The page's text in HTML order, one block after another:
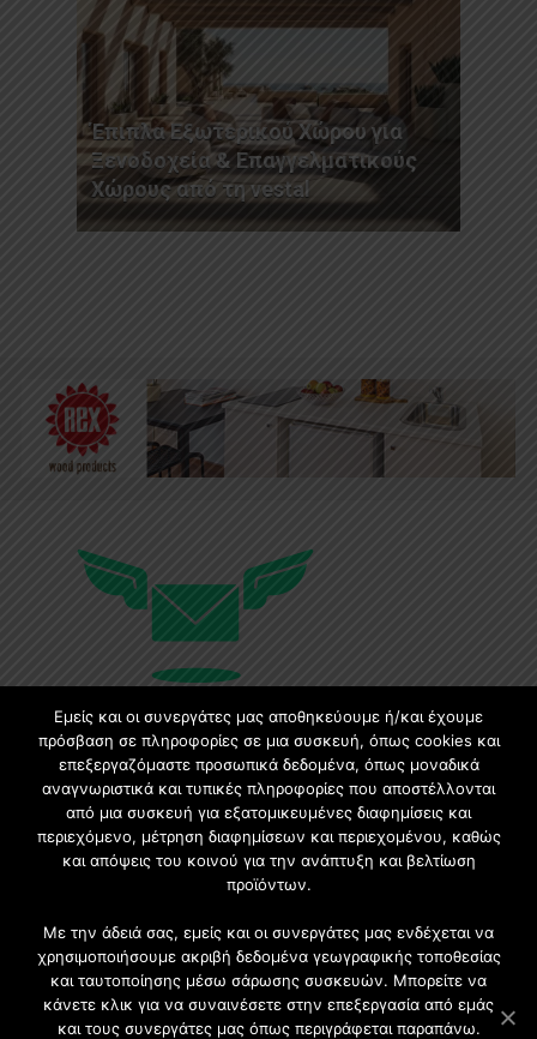
Έπιπλα Εξωτερικού Χώρου για
Ξενοδοχεία & Επαγγελματικούς
Χώρους από τη vestal
Εγγραφή στο Newsletter
Γίνετε μέλος της μεγαλύτερης διαδικτυακής κοινότητας, ειδικά
για αρχιτέκτονες, σχεδιαστές και λάτρεις της κατασκευής και του
Εμείς και οι συνεργάτες μας αποθηκεύουμε ή/και έχουμε
πρόσβαση σε πληροφορίες σε μια συσκευή, όπως cookies και
επεξεργαζόμαστε προσωπικά δεδομένα, όπως μοναδικά
αναγνωριστικά και τυπικές πληροφορίες που αποστέλλονται
από μια συσκευή για εξατομικευμένες διαφημίσεις και
περιεχόμενο, μέτρηση διαφημίσεων και περιεχομένου, καθώς
και απόψεις του κοινού για την ανάπτυξη και βελτίωση
προϊόντων.
Με την άδειά σας, εμείς και οι συνεργάτες μας ενδέχεται να
χρησιμοποιήσουμε ακριβή δεδομένα γεωγραφικής τοποθεσίας
και ταυτοποίησης μέσω σάρωσης συσκευών. Μπορείτε να
κάνετε κλικ για να συναινέσετε στην επεξεργασία από εμάς
και τους συνεργάτες μας όπως περιγράφεται παραπάνω.